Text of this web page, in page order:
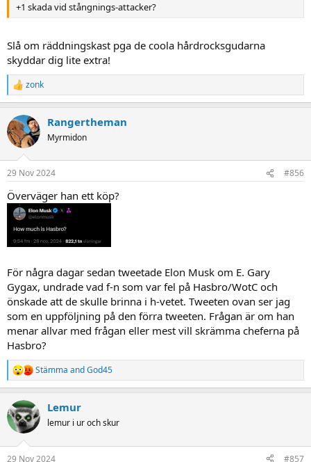
+1 skada vid stångnings-attacker?
Slå om räddningskast pga de coola hårdrocksgudarna
skyddar dig lite extra!
R
e
c
t
i
s
:
zonk
Rangertheman
Myrmidon
29 Nov 2024 #856
Överväger han ett köp?
För några dagar sedan tweetade Elon Musk om E. Gary
Gygax, undrade vad f-n som var fel på Hasbro/WotC och
önskade att de skulle brinna i h-vetet. Tweeten ovan ser jag
som en uppföljning på den förra tweeten. Frågan är om han
menar allvar med frågan eller mest vill skrämma cheferna på
Hasbro?
R
e
c
t
i
Stämma andGod45
Lemur
lemur i ur och skur
29 Nov 2024 #857